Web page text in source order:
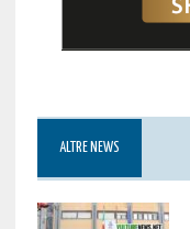
ALTRE NEWS